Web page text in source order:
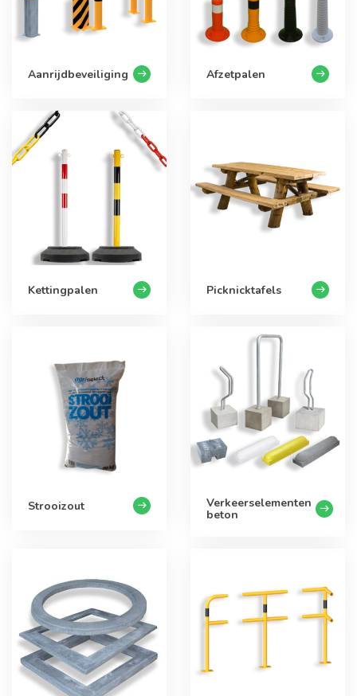
Aanrijdbeveiliging Afzetpalen
Kettingpalen Picknicktafels
Strooizout Verkeerselementen
beton